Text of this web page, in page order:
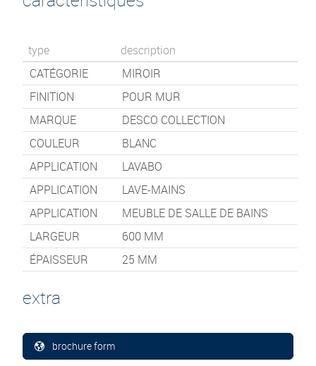
type
description
CATÉGORIE
MIROIR
FINITION
POUR MUR
MARQUE
DESCO COLLECTION
COULEUR
BLANC
APPLICATION
LAVABO
APPLICATION
LAVE-MAINS
APPLICATION
MEUBLE DE SALLE DE BAINS
LARGEUR
600 MM
ÉPAISSEUR
25 MM
extra
brochure form